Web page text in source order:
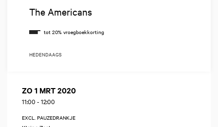
The Americans
HEDENDAAGS
ZO 1 MRT 2020
11:00 - 12:00
EXCL. PAUZEDRANKJE